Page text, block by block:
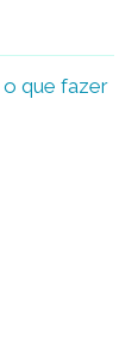
o que fazer